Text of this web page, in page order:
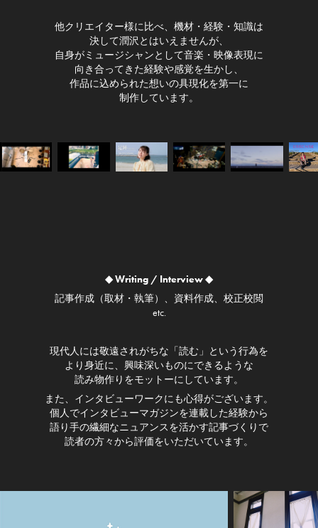
他クリエイター様に比べ、機材・経験・知識は
決して潤沢とはいえませんが、
自身がミュージシャンとして音楽・映像表現に
向き合ってきた経験や感覚を生かし、
作品に込められた想いの具現化を第一に
制作しています。
◆ Writing / Interview ◆
記事作成（取材・執筆）、資料作成、校正校閲
etc.
現代人には敬遠されがちな「読む」という行為を
より身近に、興味深いものにできるような
読み物作りをモットーにしています。
また、インタビューワークにも心得がございます。
個人でインタビューマガジンを連載した経験から
語り手の繊細なニュアンスを活かす記事づくりで
読者の方々から評価をいただいています。